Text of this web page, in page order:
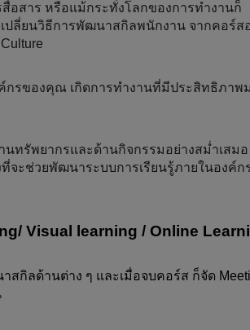
อสาร หรือแม้กระทั่งโลกของการทำงานก็
ปลี่ยนวิธีการพัฒนาสกิลพนักงาน จากคอร์ส
กรของคุณ เกิดการทำงานที่มีประสิทธิภาพ
ทรัพยากรและด้านกิจกรรมอย่างสม่ำเสม
จะช่วยพัฒนาระบบการเรียนรู้ภายในองค์ก
Visual learning / Online
กิลด้านต่าง ๆ และเมื่อจบคอร์ส ก็จัด